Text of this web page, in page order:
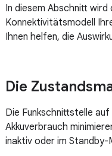
In diesem Abschnitt
Konnektivitätsmodell
Ihnen helfen, die
Die
Die Funkschnittstelle
Akkuverbrauch
inaktiv oder im